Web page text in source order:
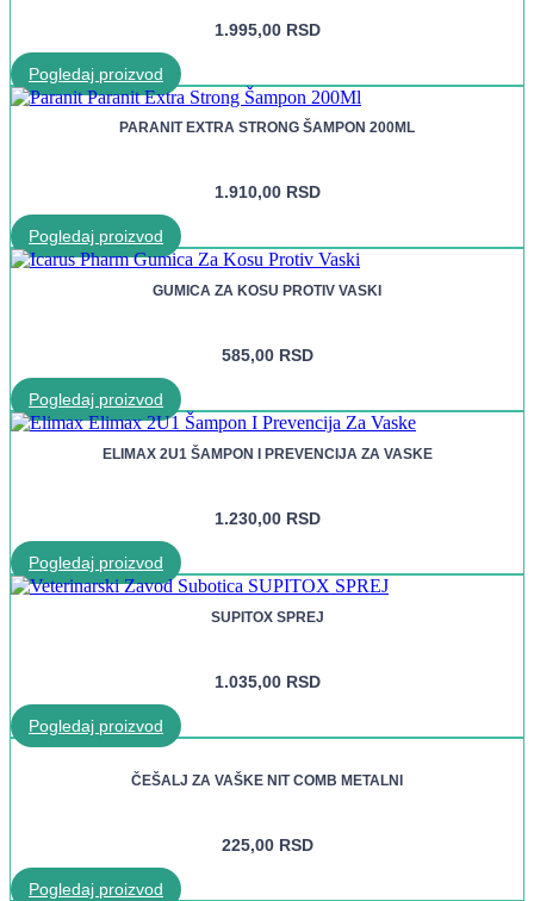
1.995,00 RSD
Pogledaj proizvod
PARANIT EXTRA STRONG ŠAMPON 200ML
1.910,00 RSD
Pogledaj proizvod
GUMICA ZA KOSU PROTIV VASKI
585,00 RSD
Pogledaj proizvod
ELIMAX 2U1 ŠAMPON I PREVENCIJA ZA VASKE
1.230,00 RSD
Pogledaj proizvod
SUPITOX SPREJ
1.035,00 RSD
Pogledaj proizvod
ČEŠALJ ZA VAŠKE NIT COMB METALNI
225,00 RSD
Pogledaj proizvod